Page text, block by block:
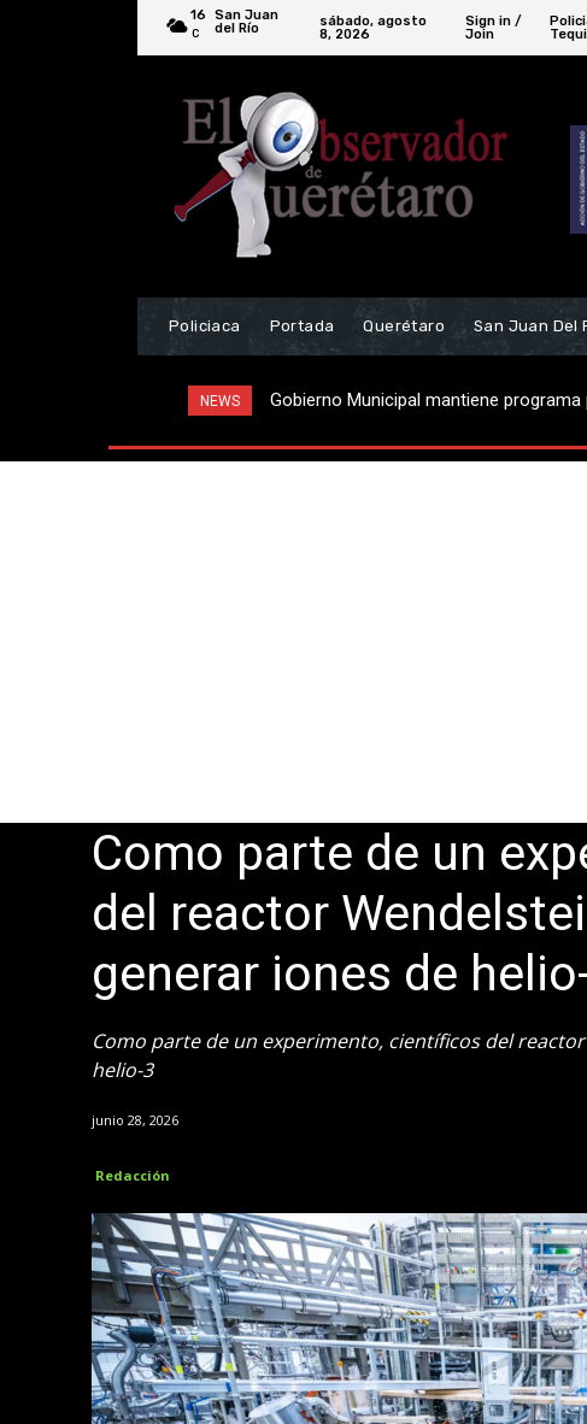
16
C
San Juan
del Río
sábado, agosto
8, 2026
Sign in /
Join
Policiaca Portada Querétaro San Juan Del
NEWS Gobierno Municipal mantiene programa
Localizan vehículo relacionado a robo
Como parte de un
del reactor
generar iones de
Como parte de un experimento, científicos del
helio-3
junio 28, 2026
Redacción